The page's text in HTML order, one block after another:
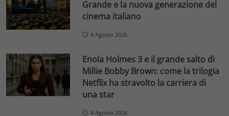
Grande e la nuova generazione del
cinema italiano
4 Agosto 2026
Enola Holmes 3 e il grande salto di
Millie Bobby Brown: come la trilogia
Netflix ha stravolto la carriera di
una star
4 Agosto 2026